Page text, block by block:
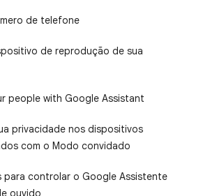
de telefone
de reprodução de sua
people with Google Assistant
privacidade nos dispositivos
com o Modo convidado
para controlar o Google Assistente
ouvido